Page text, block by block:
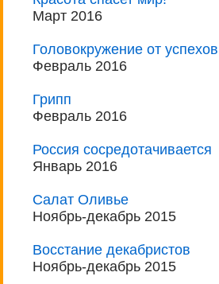
Март 2016
Головокружение от успехов
Февраль 2016
Грипп
Февраль 2016
Россия сосредотачивается
Январь 2016
Салат Оливье
Ноябрь-декабрь 2015
Восстание декабристов
Ноябрь-декабрь 2015